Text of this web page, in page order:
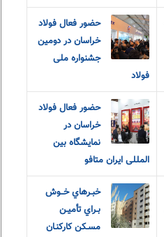
حضور فعال فولاد
خراسان در دومین
جشنواره ملی
فولاد
حضور فعال فولاد
خراسان در
نمایشگاه بین
المللی ایران متافو
خبـرهاي خــوش
بـراي تأميـن
مسـکن کارکنـان